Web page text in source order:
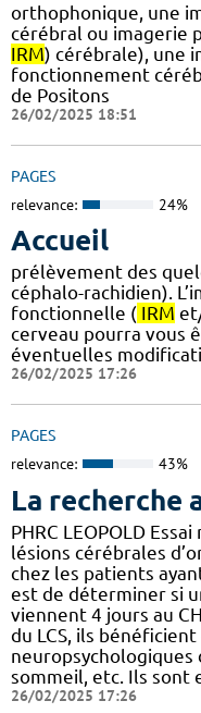
orthophonique, une
cérébral ou imagerie
IRM) cérébrale), une
fonctionnement
de Positons
26/02/2025 18:51
PAGES
relevance: 24%
Accueil
prélèvement des
céphalo-rachidien).
fonctionnelle ( IRM
cerveau pourra vous
éventuelles
26/02/2025 17:26
PAGES
relevance: 43%
La recherche
PHRC LEOPOLD
lésions cérébrales
chez les patients
est de déterminer si
viennent 4 jours au
du LCS, ils
neuropsychologiques
sommeil, etc. Ils sont
26/02/2025 17:26